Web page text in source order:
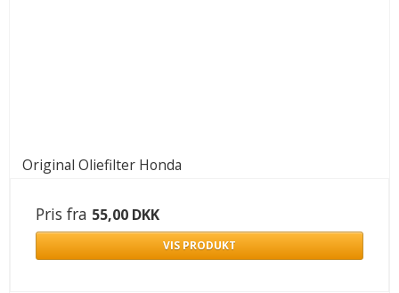
Original Oliefilter Honda
Pris fra 55,00 DKK
VIS PRODUKT